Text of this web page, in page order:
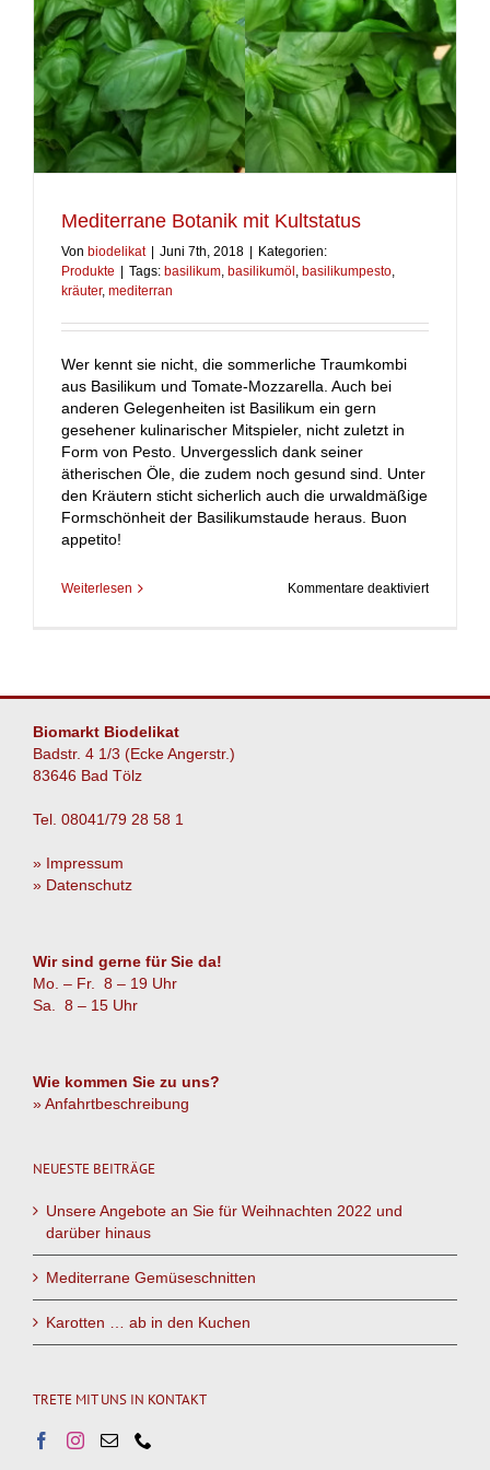
Mediterrane Botanik mit Kultstatus
Von biodelikat Juni 7th, 2018
Kategorien:
Produkte
Tags: basilikum, basilikumöl , basilikumpesto,
kräuter, mediterran
Wer kennt sie nicht, die sommerliche Traumkombi
aus Basilikum und Tomate-Mozzarella. Auch bei
anderen Gelegenheiten ist Basilikum ein gern
gesehener kulinarischer Mitspieler, nicht zuletzt in
Form von Pesto. Unvergesslich dank seiner
ätherischen Öle, die zudem noch gesund sind. Unter
den Kräutern sticht sicherlich auch die urwaldmäßige
Formschönheit der Basilikumstaude heraus. Buon
appetito!
Weiterlesen Kommentare deaktiviertfür
Biomarkt Biodelikat
Badstr. 4 1/3 (Ecke Angerstr.)
83646 Bad Tölz
Tel. 08041/79 28 58 1
» Impressum
» Datenschutz
Wir sind gerne für Sie da!
Mo. – Fr. 8 – 19 Uhr
Sa. 8 – 15 Uhr
Wie kommen Sie zu uns?
» Anfahrtbeschreibung
NEUESTE BEITRÄGE
Unsere Angebote an Sie für Weihnachten 2022 und
darüber hinaus
Mediterrane Gemüseschnitten
Karotten … ab in den Kuchen
TRETE MIT UNS IN KONTAKT